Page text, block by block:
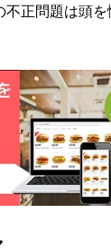
正問題は頭を